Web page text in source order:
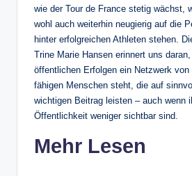
wie der Tour de France stetig wächst,
wohl auch weiterhin neugierig auf die
hinter erfolgreichen Athleten stehen.
Trine Marie Hansen erinnert uns
öffentlichen Erfolgen ein Netzwerk von
fähigen Menschen steht, die auf
wichtigen Beitrag leisten – auch wenn
Öffentlichkeit weniger sichtbar sind.
Mehr Lesen